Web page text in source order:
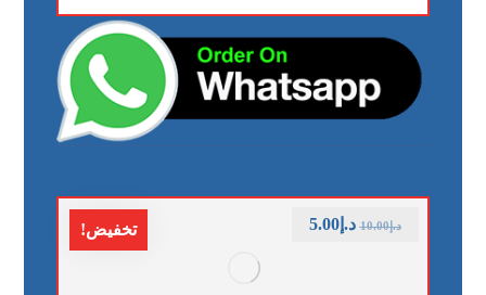
تخفيض! د.إ10.00 د.إ5.00